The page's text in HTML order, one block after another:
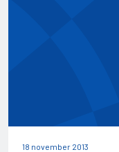
18 november 2013